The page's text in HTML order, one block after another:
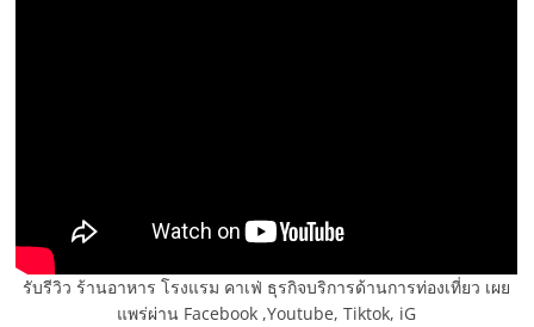
รับรีวิว ร้านอาหาร โรงแรม คาเฟ่ ธุรกิจบริการด้านการท่องเที่ยว เผย
แพร่ผ่าน Facebook ,Youtube, Tiktok, iG